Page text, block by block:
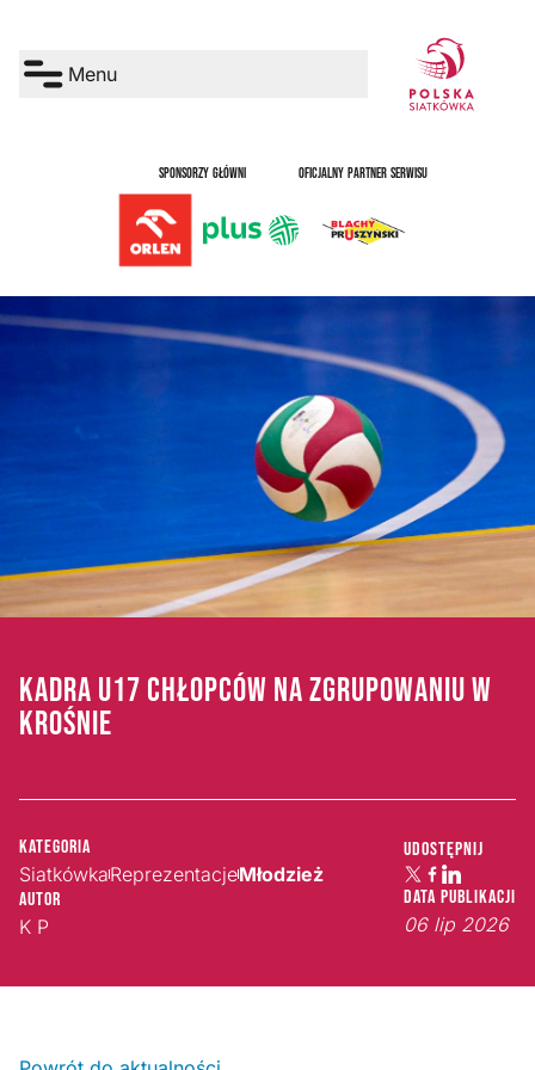
Menu
SPONSORZY GŁÓWNI OFICJALNY PARTNER SERWISU
KADRA U17 CHŁOPCÓW NA ZGRUPOWANIU W
KROŚNIE
Kategoria
SiatkówkaReprezentacjeMłodzież
Autor
K P
Udostępnij
Data publikacji
06 lip 2026